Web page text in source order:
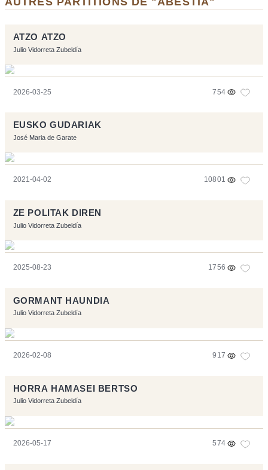
ATZO ATZO
Julio Vidorreta Zubeldía
2026-03-25 754
EUSKO GUDARIAK
José Maria de Garate
2021-04-02 10801
ZE POLITAK DIREN
Julio Vidorreta Zubeldía
2025-08-23 1756
GORMANT HAUNDIA
Julio Vidorreta Zubeldía
2026-02-08 917
HORRA HAMASEI BERTSO
Julio Vidorreta Zubeldía
2026-05-17 574